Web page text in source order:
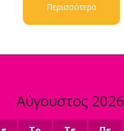
Περισσότερα
Αύγουστος 2026